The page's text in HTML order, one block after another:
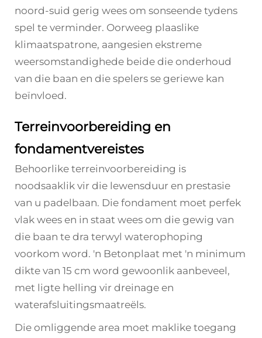
noord-suid gerig wees om sonseende tydens
spel te verminder. Oorweeg plaaslike
klimaatspatrone, aangesien ekstreme
weersomstandighede beide die onderhoud
van die baan en die spelers se geriewe kan
beïnvloed.
Terreinvoorbereiding en
fondamentvereistes
Behoorlike terreinvoorbereiding is
noodsaaklik vir die lewensduur en prestasie
van u padelbaan. Die fondament moet perfek
vlak wees en in staat wees om die gewig van
die baan te dra terwyl waterophoping
voorkom word. 'n Betonplaat met 'n minimum
dikte van 15 cm word gewoonlik aanbeveel,
met ligte helling vir dreinage en
waterafsluitingsmaatreëls.
Die omliggende area moet maklike toegang